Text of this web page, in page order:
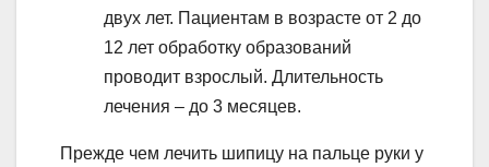
двух лет. Пациентам в возрасте от 2 до
12 лет обработку образований
проводит взрослый. Длительность
лечения – до 3 месяцев.
Прежде чем лечить шипицу на пальце руки у